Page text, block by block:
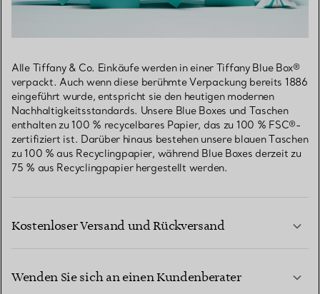
Alle Tiffany & Co. Einkäufe werden in einer Tiffany Blue Box®
verpackt. Auch wenn diese berühmte Verpackung bereits 1886
eingeführt wurde, entspricht sie den heutigen modernen
Nachhaltigkeitsstandards. Unsere Blue Boxes und Taschen
enthalten zu 100 % recycelbares Papier, das zu 100 % FSC®-
zertifiziert ist. Darüber hinaus bestehen unsere blauen Taschen
zu 100 % aus Recyclingpapier, während Blue Boxes derzeit zu
75 % aus Recyclingpapier hergestellt werden.
Kostenloser Versand und Rückversand
Wenden Sie sich an einen Kundenberater